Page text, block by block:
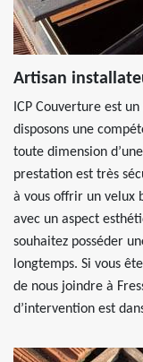
Artisan
ICP Couverture est
disposons une
toute dimension
prestation est très
à vous offrir un velux
avec un aspect
souhaitez posséder
longtemps. Si vous
de nous joindre à
d’intervention est